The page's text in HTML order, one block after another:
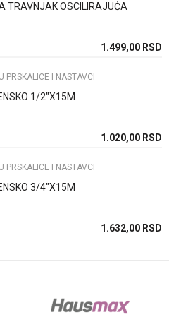
je 6 - 1 :
TRAVNJAK OSCILIRAJUĆA
1.499,00 RSD
PRSKALICE I NASTAVCI
1/2"X15M
1.020,00 RSD
PRSKALICE I NASTAVCI
3/4"X15M
1.632,00 RSD